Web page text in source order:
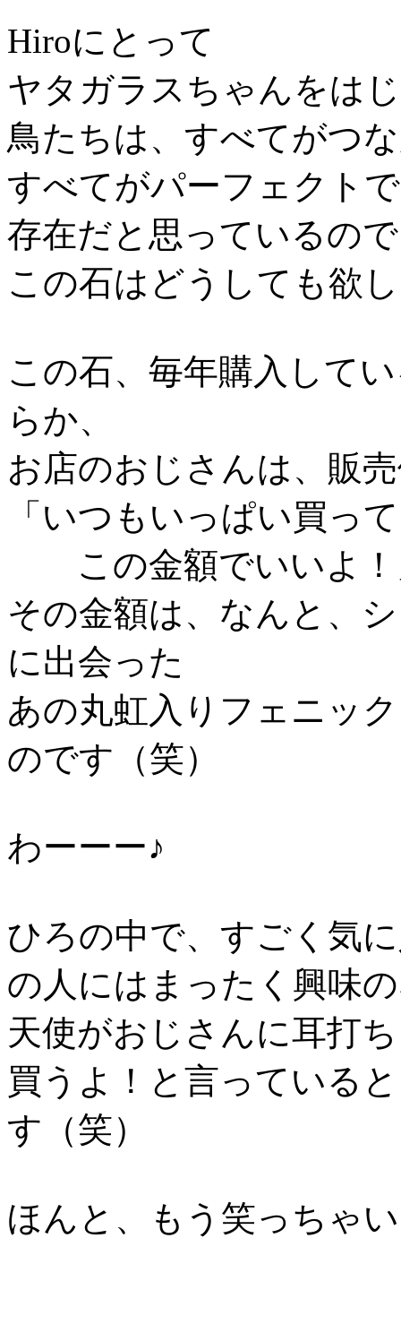
Hiroにとって
ヤタガラスちゃんをは
鳥たちは、すべてがつ
すべてがパーフェクト
存在だと思っているの
この石はどうしても欲
この石、毎年購入して
らか、
お店のおじさんは、販
「いつもいっぱい買っ
この金額でいいよ！
その金額は、なんと、
に出会った
あの丸虹入りフェニッ
のです（笑）
わーーー♪
ひろの中で、すごく気
の人にはまったく興味
天使がおじさんに耳打
買うよ！と言っている
す（笑）
ほんと、もう笑っちゃ